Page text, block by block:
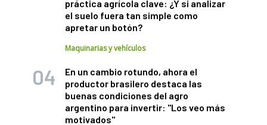
práctica agrícola clave: ¿Y si analizar
el suelo fuera tan simple como
apretar un botón?
Maquinarias y vehículos
En un cambio rotundo, ahora el
productor brasilero destaca las
buenas condiciones del agro
argentino para invertir: "Los veo más
motivados"